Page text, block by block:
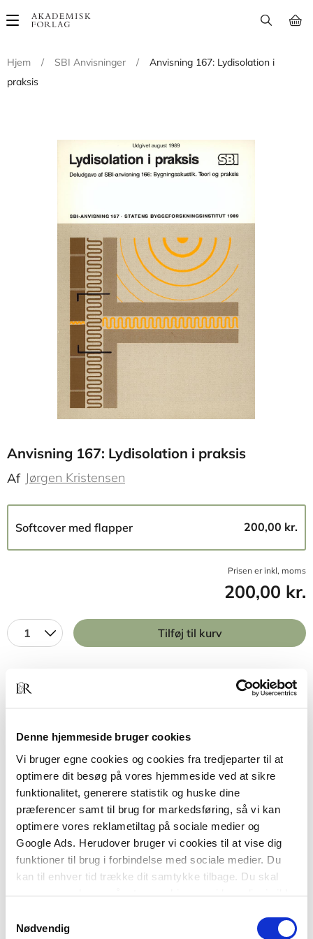
Denne hjemmeside bruger cookies
Vi bruger egne cookies og cookies fra tredjeparter til at
optimere dit besøg på vores hjemmeside ved at sikre
funktionalitet, generere statistik og huske dine
præferencer samt til brug for markedsføring, så vi kan
optimere vores reklametiltag på sociale medier og
Google Ads. Herudover bruger vi cookies til at vise dig
funktioner til brug i forbindelse med sociale medier. Du
kan til enhver tid trække dit samtykke tilbage. Du skal
være opmærksom på, at vores hjemmeside muligvis ikke
tilbagetrækker et samtykke.
Nødvendig
Main
Hjem
/ SBI Anvisninger /
Anvisning 167: Lydisolation i
praksis
Anvisning 167: Lydisolation i praksis
Af Jørgen Kristensen
Softcover med flapper 200,00 kr.
Prisen er inkl, moms
200,00 kr.
1 Tilføj til kurv
Anvisning 167 behandler bygningsakustik ud fra
en byggeteknisk synsvinkel. Indholdet svarer til
tredje del (kapitel 6-9) af SBi-anvisning 166 –
Bygningsakustik – Teori og praksis.
Udgivelsen af SBi-anvisning 167 skyldes stor
efterspørgsel på de SBi-lydpjecer, der ligger til
grund for tredje del af SBi-anvisning 166, blandt
teknikere i almen byggepraksis. Da denne
målgruppe kan forventes at have kendskab til
anvisning 167 beskåret for de teoretiske dele af